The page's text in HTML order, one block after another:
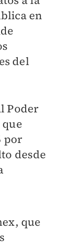
en
del
Poder
por
desde
que